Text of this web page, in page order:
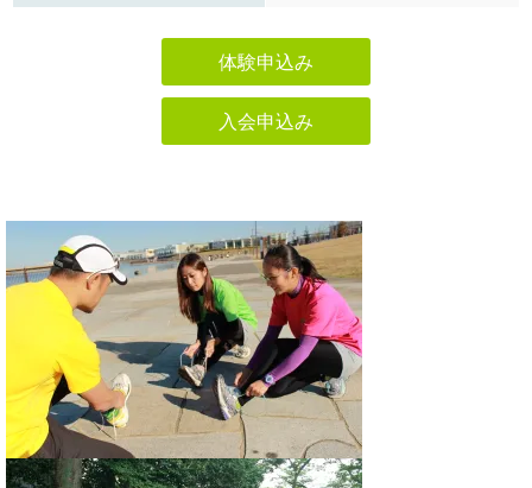
体験申込み
入会申込み